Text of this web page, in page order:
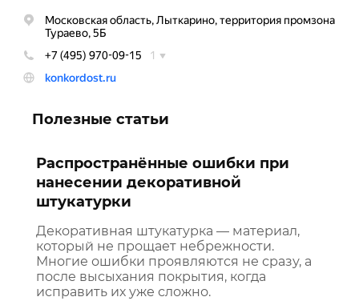
Полезные статьи
Распространённые ошибки при
нанесении декоративной
штукатурки
Декоративная штукатурка — материал,
который не прощает небрежности.
Многие ошибки проявляются не сразу, а
после высыхания покрытия, когда
исправить их уже сложно.